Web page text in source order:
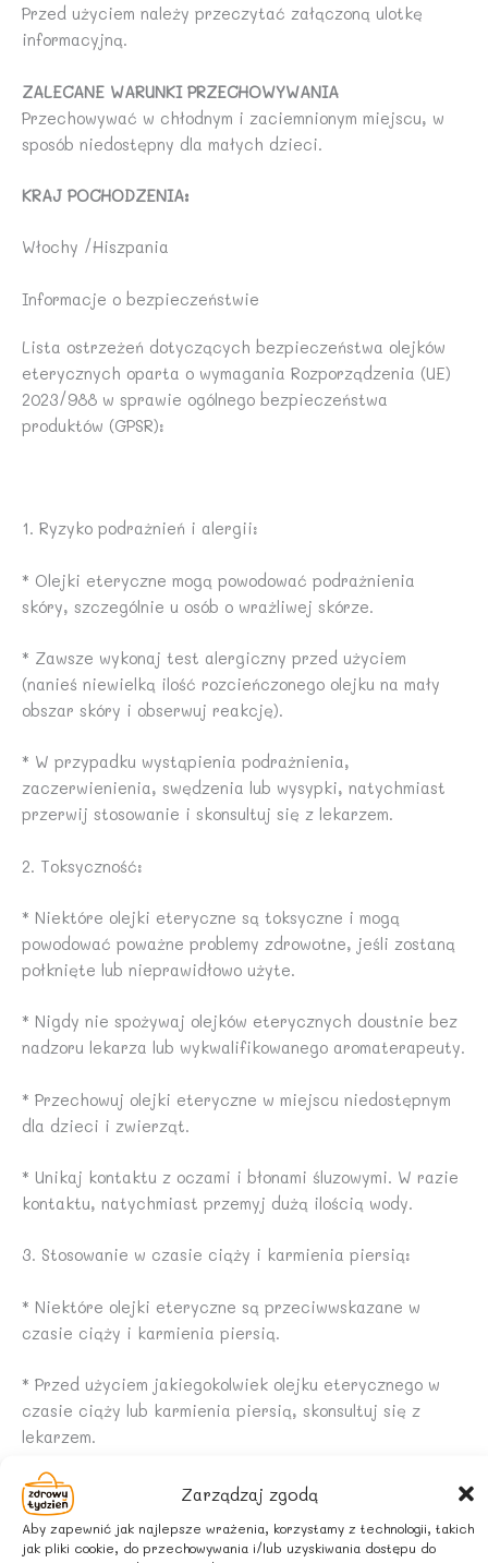
Zarządzaj zgodą
Aby zapewnić jak najlepsze wrażenia, korzystamy z technologii, takich
jak pliki cookie, do przechowywania i/lub uzyskiwania dostępu do
Przed użyciem należy przeczytać załączoną ulotkę
informacyjną.
ZALECANE WARUNKI PRZECHOWYWANIA
Przechowywać w chłodnym i zaciemnionym miejscu, w
sposób niedostępny dla małych dzieci.
KRAJ POCHODZENIA:
Włochy /Hiszpania
Informacje o bezpieczeństwie
Lista ostrzeżeń dotyczących bezpieczeństwa olejków
eterycznych oparta o wymagania Rozporządzenia (UE)
2023/988 w sprawie ogólnego bezpieczeństwa
produktów (GPSR):
1. Ryzyko podrażnień i alergii:
* Olejki eteryczne mogą powodować podrażnienia
skóry, szczególnie u osób o wrażliwej skórze.
* Zawsze wykonaj test alergiczny przed użyciem
(nanieś niewielką ilość rozcieńczonego olejku na mały
obszar skóry i obserwuj reakcję).
* W przypadku wystąpienia podrażnienia,
zaczerwienienia, swędzenia lub wysypki, natychmiast
przerwij stosowanie i skonsultuj się z lekarzem.
2. Toksyczność:
* Niektóre olejki eteryczne są toksyczne i mogą
powodować poważne problemy zdrowotne, jeśli zostaną
połknięte lub nieprawidłowo użyte.
* Nigdy nie spożywaj olejków eterycznych doustnie bez
nadzoru lekarza lub wykwalifikowanego aromaterapeuty.
* Przechowuj olejki eteryczne w miejscu niedostępnym
dla dzieci i zwierząt.
* Unikaj kontaktu z oczami i błonami śluzowymi. W razie
kontaktu, natychmiast przemyj dużą ilością wody.
3. Stosowanie w czasie ciąży i karmienia piersią:
* Niektóre olejki eteryczne są przeciwwskazane w
czasie ciąży i karmienia piersią.
* Przed użyciem jakiegokolwiek olejku eterycznego w
czasie ciąży lub karmienia piersią, skonsultuj się z
lekarzem.
4. Interakcje z lekami:
* Olejki eteryczne mogą wchodzić w interakcje z